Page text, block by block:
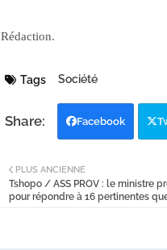
Rédaction.
Tags Société
Facebook
PLUS ANCIENNE
Tshopo / ASS PROV : le ministre
pour répondre à 16 pertinentes